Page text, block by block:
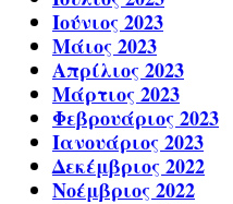
Ιούνιος 2023
Μάιος 2023
Απρίλιος 2023
Μάρτιος 2023
Φεβρουάριος 2023
Ιανουάριος 2023
Δεκέμβριος 2022
Νοέμβριος 2022